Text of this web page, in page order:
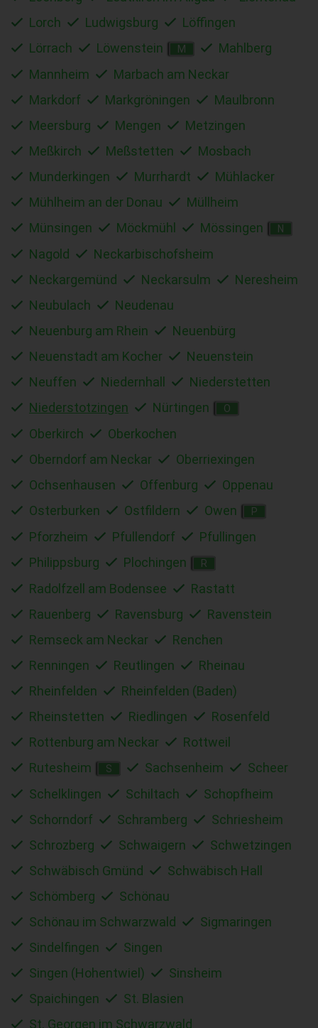
Lorch
Ludwigsburg
Löffingen
Lörrach
Löwenstein M
Mahlberg
Mannheim
Marbach am Neckar
Markdorf
Markgröningen
Maulbronn
Meersburg
Mengen
Metzingen
Meßkirch
Meßstetten
Mosbach
Munderkingen
Murrhardt
Mühlacker
Mühlheim an der Donau
Müllheim
Münsingen
Möckmühl Mössingen N
Nagold
Neckarbischofsheim
Neckargemünd
Neckarsulm
Neresheim
Neubulach
Neudenau
Neuenburg am Rhein
Neuenbürg
Neuenstadt am Kocher
Neuenstein
Neuffen
Niedernhall
Niederstetten
Niederstotzingen
Nürtingen O
Oberkirch
Oberkochen
Oberndorf am Neckar
Oberriexingen
Ochsenhausen
Offenburg
Oppenau
Osterburken
Ostfildern Owen P
Pforzheim Pfullendorf
Pfullingen
Philippsburg
Plochingen R
Radolfzell am Bodensee
Rastatt
Rauenberg
Ravensburg
Ravenstein
Remseck am Neckar
Renchen
Renningen
Reutlingen
Rheinau
Rheinfelden
Rheinfelden (Baden)
Rheinstetten
Riedlingen
Rosenfeld
Rottenburg am Neckar
Rottweil
Rutesheim
S Sachsenheim
Scheer
Schelklingen
Schiltach
Schopfheim
Schorndorf
Schramberg
Schriesheim
Schrozberg
Schwaigern
Schwetzingen
Schwäbisch Gmünd
Schwäbisch Hall
Schömberg
Schönau
Schönau im Schwarzwald
Sigmaringen
Sindelfingen
Singen
Singen (Hohentwiel)
Sinsheim
Spaichingen
St. Blasien
St. Georgen im Schwarzwald